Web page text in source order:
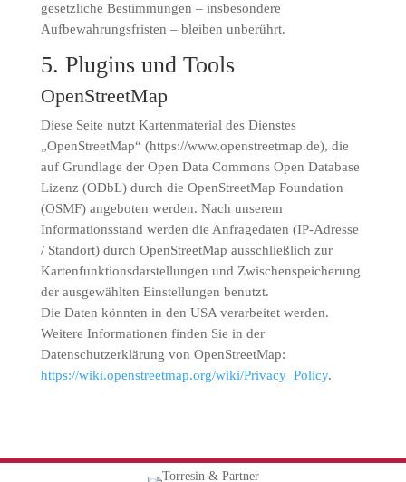
gesetzliche Bestimmungen – insbesondere
Aufbewahrungsfristen – bleiben unberührt.
5. Plugins und Tools
OpenStreetMap
Diese Seite nutzt Kartenmaterial des Dienstes
„OpenStreetMap“ (https://www.openstreetmap.de), die
auf Grundlage der Open Data Commons Open Database
Lizenz (ODbL) durch die OpenStreetMap Foundation
(OSMF) angeboten werden. Nach unserem
Informationsstand werden die Anfragedaten (IP-Adresse
/ Standort) durch OpenStreetMap ausschließlich zur
Kartenfunktionsdarstellungen und Zwischenspeicherung
der ausgewählten Einstellungen benutzt.
Die Daten könnten in den USA verarbeitet werden.
Weitere Informationen finden Sie in der
Datenschutzerklärung von OpenStreetMap:
https://wiki.openstreetmap.org/wiki/Privacy_Policy.